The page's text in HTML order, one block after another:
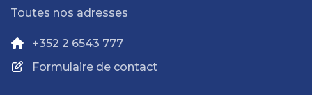
Toutes nos adresses
+352 2 6543 777
Formulaire de contact